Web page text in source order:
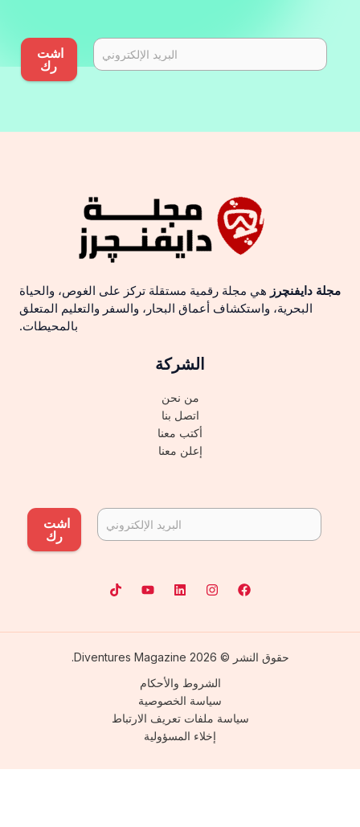
اشت
رك
مجلة دايفنچرزهي مجلة رقمية مستقلة تركز على الغوص، والحياة
البحرية، واستكشاف أعماق البحار، والسفر والتعليم المتعلق
بالمحيطات.
الشركة
من نحن
اتصل بنا
أكتب معنا
إعلن معنا
اشت
رك
حقوق النشر © 2026 Diventures Magazine.
الشروط والأحكام
سياسة الخصوصية
سياسة ملفات تعريف الارتباط
إخلاء المسؤولية